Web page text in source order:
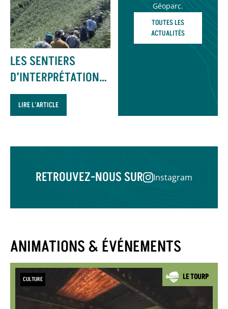
LES SENTIERS
D’INTERPRÉTATION
DU GÉOPARC SONT
OUVERTS AU PUBLIC
LIRE L'ARTICLE
Géoparc.
TOUTES LES
ACTUALITÉS
RETROUVEZ-NOUS SUR Instagram
ANIMATIONS & ÉVÉNEMENTS
CULTURE